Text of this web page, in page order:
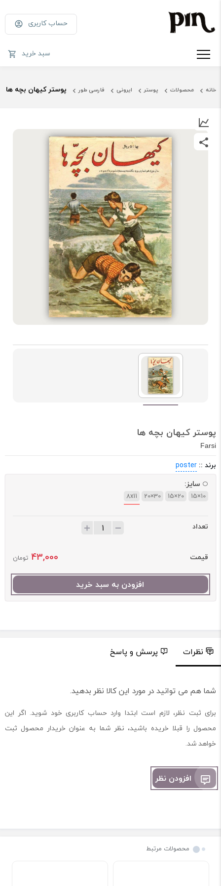
حساب کاربری
سبد خرید
خانه محصولات پوستر ایرونی فارسی طور پوستر کیهان بچه ها
پوستر کیهان بچه ها
Farsi
برند :: poster
سایز:
10×15
20×15
30×20
8x11
تعداد
قیمت 43,000 تومان
افزودن به سبد خرید
نظرات پرسش و پاسخ
شما هم می توانید در مورد این کالا نظر بدهید.
برای ثبت نظر، لازم است ابتدا وارد حساب کاربری خود شوید. اگر این
محصول را قبلا خریده باشید، نظر شما به عنوان خریدار محصول ثبت
خواهد شد.
افزودن نظر
محصولات مرتبط